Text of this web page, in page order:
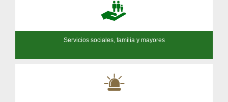
Servicios sociales, familia y mayores